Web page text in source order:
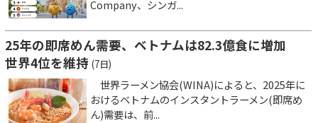
Company、シンガ...
25年の即席めん需要、ベトナムは82.3億食に増加
世界4位を維持 (7日)
世界ラーメン協会(WINA)によると、2025年に
おけるベトナムのインスタントラーメン(即席め
ん)需要は、前...